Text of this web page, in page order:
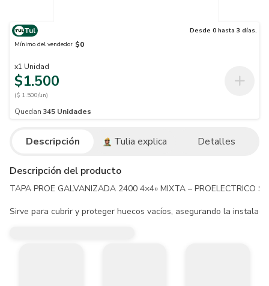
Tul
Desde 0 hasta 3 días.
Mínimo del vendedor $0
x1 Unidad
$1.500
($ 1.500/un)
Quedan 345 Unidades
Descripción Tulia explica Detalles
Descripción del producto
TAPA PROE GALVANIZADA 2400 4×4» MIXTA – PROELECTRICO S
Sirve para cubrir y proteger huecos vacíos, asegurando la